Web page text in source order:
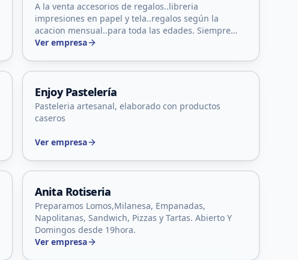
A la venta accesorios de regalos..libreria
impresiones en papel y tela..regalos según la
acacion mensual..para toda las edades. Siempre
con un toque personalizado..
Ver empresa
Enjoy Pastelería
Pasteleria artesanal, elaborado con productos
caseros
Ver empresa
Anita Rotiseria
Preparamos Lomos,Milanesa, Empanadas,
Napolitanas, Sandwich, Pizzas y Tartas. Abierto Y
Domingos desde 19hora.
Ver empresa